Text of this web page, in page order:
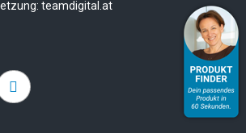
teamdigital.at